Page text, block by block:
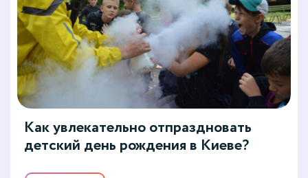
Как увлекательно отпраздновать
детский день рождения в Киеве?